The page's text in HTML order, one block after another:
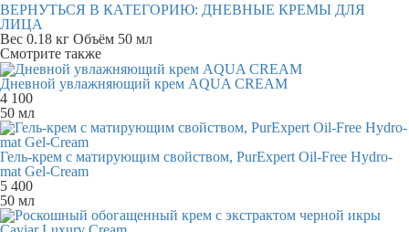
ВЕРНУТЬСЯ В КАТЕГОРИЮ: ДНЕВНЫЕ КРЕМЫ ДЛЯ
ЛИЦА
Вес 0.18 кг Объём 50 мл
Смотрите также
Дневной увлажняющий крем AQUA CREAM
4 100
50 мл
Гель-крем с матирующим свойством, PurExpert Oil-Free Hydro-
mat Gel-Cream
5 400
50 мл